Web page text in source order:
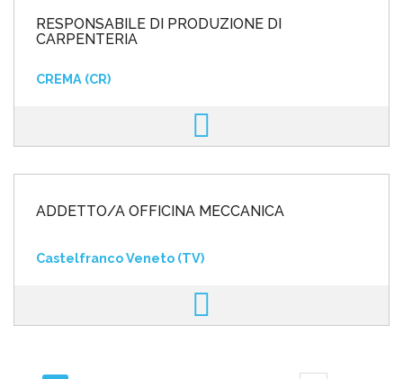
RESPONSABILE DI PRODUZIONE DI
CARPENTERIA
CREMA (CR)
ADDETTO/A OFFICINA MECCANICA
Castelfranco Veneto (TV)